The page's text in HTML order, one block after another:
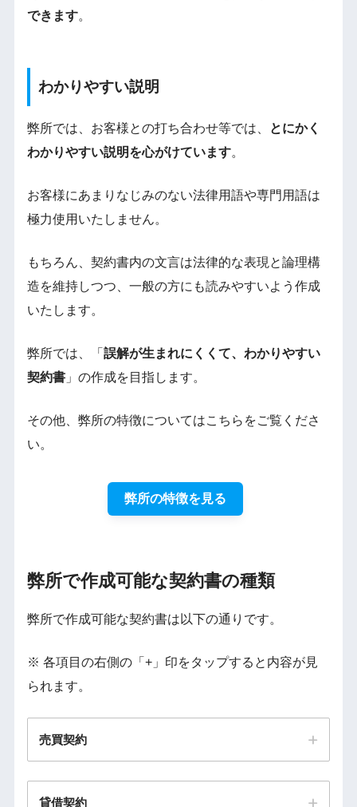
できます。
わかりやすい説明
弊所では、お客様との打ち合わせ等では、
とにかく
わかりやすい説明を心がけています。
お客様にあまりなじみのない法律用語や専門用語は
極力使用いたしません。
もちろん、契約書内の文言は法律的な表現と論理構
造を維持しつつ、一般の方にも読みやすいよう作成
いたします。
弊所では、「 誤解が生まれにくくて、わかりやすい
契約書」の作成を目指します。
その他、弊所の特徴についてはこちらをご覧くださ
い。
弊所の特徴を見る
弊所で作成可能な契約書の種類
弊所で作成可能な契約書は以下の通りです。
※ 各項目の右側の「+」印をタップすると内容が見
られます。
売買契約
貸借契約